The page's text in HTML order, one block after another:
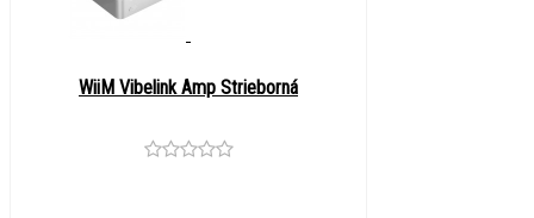
WiiM Vibelink Amp Strieborná